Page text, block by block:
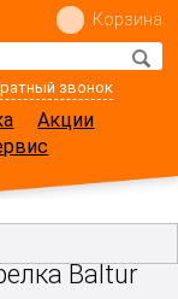
звонок
Корзина
Акции
Baltur